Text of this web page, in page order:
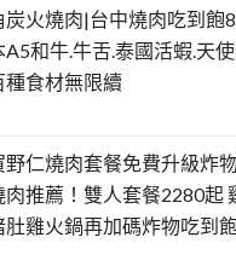
炭火燒肉|台中燒肉吃到飽
A5和牛.牛舌.泰國活蝦.天
種食材無限續
野仁燒肉套餐免費升級炸
肉推薦！雙人套餐2280起
肚雞火鍋再加碼炸物吃到